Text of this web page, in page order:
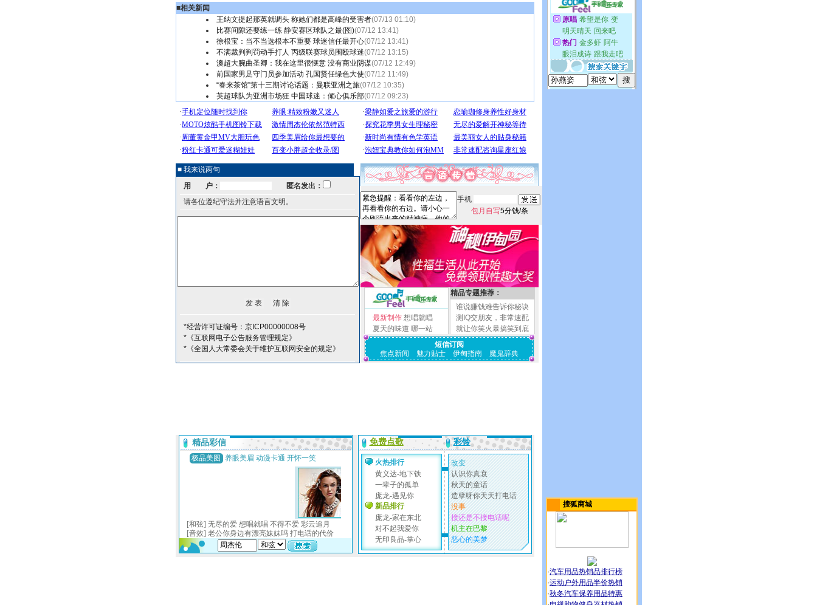
■相关新闻
王纳文提起那英就调头 称她们都是高峰的受害者(07/13 01:10)
比赛间隙还要练一练 静安赛区球队之最(图)(07/12 13:41)
徐根宝：当不当选根本不重要 球迷信任最开心(07/12 13:41)
不满裁判判罚动手打人 丙级联赛球员围殴球迷(07/12 13:15)
澳超大腕曲圣卿：我在这里很惬意 没有商业阴谋(07/12 12:49)
前国家男足守门员参加活动 孔国贤任绿色大使(07/12 11:49)
“春来茶馆”第十三期讨论话题：曼联亚洲之旅(07/12 10:35)
英超球队为亚洲市场狂 中国球迷：倾心俱乐部(07/12 09:23)
■ 我来说两句
用 户：
匿名发出：
请各位遵纪守法并注意语言文明。
*经营许可证编号：京ICP00000008号
*《互联网电子公告服务管理规定》
*《全国人大常委会关于维护互联网安全的规定》
手机
包月自写5分钱/条
最新制作 想唱就唱
夏天的味道 哪一站
精品专题推荐：
谁说赚钱难告诉你秘诀
测IQ交朋友，非常速配
就让你笑火暴搞笑到底
短信订阅
焦点新闻
魅力贴士 伊甸指南 魔鬼辞典
搜狐商城
·汽车用品热销品排行榜
·运动户外用品半价热销
·秋冬汽车保养用品特惠